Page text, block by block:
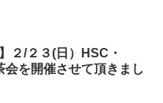
２/２３(日）HSC・
会を開催させて頂きまし